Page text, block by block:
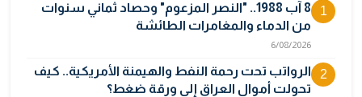
1
8 آب 1988.. "النصر المزعوم" وحصاد ثماني سنوات
من الدماء والمغامرات الطائشة
6/08/2026
2
الرواتب تحت رحمة النفط والهيمنة الأمريكية.. كيف
تحولت أموال العراق إلى ورقة ضغط؟